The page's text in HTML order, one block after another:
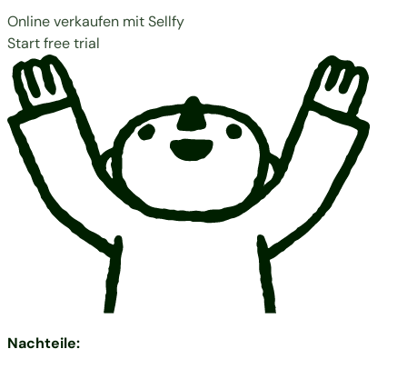
Online verkaufen mit Sellfy
Start free trial
Nachteile: